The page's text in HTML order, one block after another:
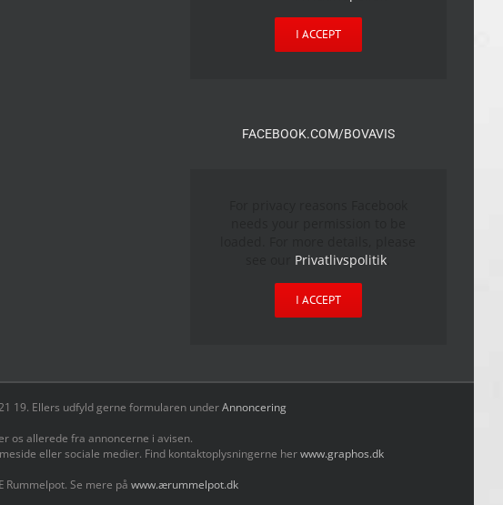
I ACCEPT
FACEBOOK.COM/BOVAVIS
Privatlivspolitik
I ACCEPT
19‬. Ellers udfyld gerne formularen underAnnoncering
os allerede fra annoncerne i avisen.
eller sociale medier. Find kontaktoplysningerne herwww.graphos.dk
Se mere på www.ærummelpot.dk